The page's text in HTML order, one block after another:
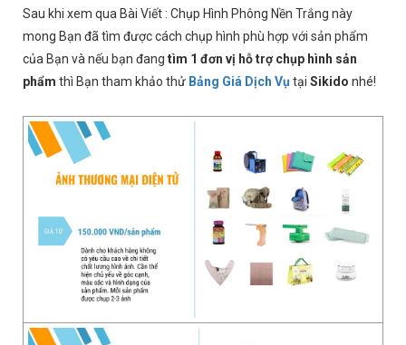
Sau khi xem qua Bài Viết : Chụp Hình Phông Nền Trắng này
mong Bạn đã tìm được cách chụp hình phù hợp với sản phẩm
của Bạn và nếu bạn đang tìm 1 đơn vị hỗ trợ chụp hình sản
phẩm thì Bạn tham khảo thử Bảng Giá Dịch Vụ tại Sikido nhé!